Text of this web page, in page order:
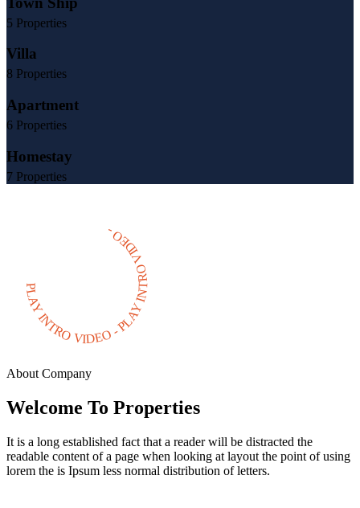
5 Properties
Villa
8 Properties
Apartment
6 Properties
Homestay
7 Properties
PLAY INTRO VIDEO - PLAY INTRO VIDEO -
About Company
Welcome To Properties
It is a long established fact that a reader will be distracted the
readable content of a page when looking at layout the point of using
lorem the is Ipsum less normal distribution of letters.